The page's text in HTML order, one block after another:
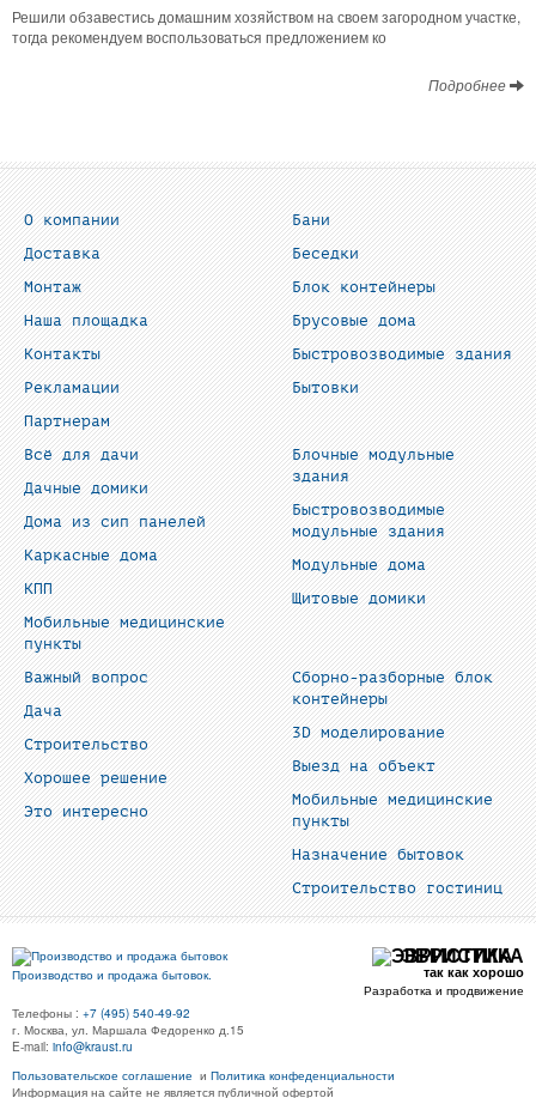
Решили обзавестись домашним хозяйством на своем загородном участке,
тогда рекомендуем воспользоваться предложением ко
Подробнее
О компании
Доставка
Монтаж
Наша площадка
Контакты
Рекламации
Партнерам
Бани
Беседки
Блок контейнеры
Брусовые дома
Быстровозводимые здания
Бытовки
Всё для дачи
Дачные домики
Дома из сип панелей
Каркасные дома
КПП
Мобильные медицинские
пункты
Блочные модульные
здания
Быстровозводимые
модульные здания
Модульные дома
Щитовые домики
Важный вопрос
Дача
Строительство
Хорошее решение
Это интересно
Сборно-разборные блок
контейнеры
3D моделирование
Выезд на объект
Мобильные медицинские
пункты
Назначение бытовок
Строительство гостиниц
Производство и продажа бытовок.
ЭВРИСТИКА
так как хорошо
Разработка и продвижение
Телефоны : +7 (495) 540-49-92
г. Москва, ул. Маршала Федоренко д.15
E-mail: info@kraust.ru
Пользовательское соглашение и Политика конфеденциальности
Информация на сайте не является публичной офертой